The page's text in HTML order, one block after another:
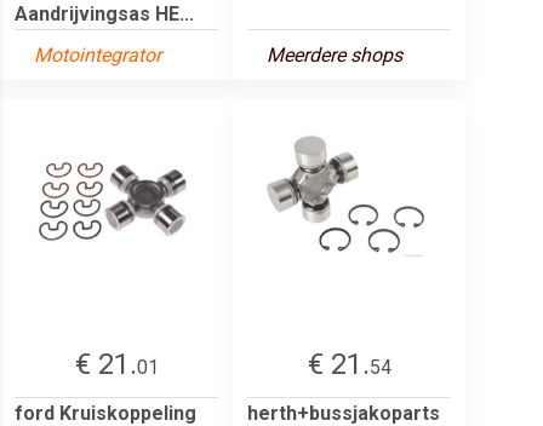
Aandrijvingsas HE...
Motointegrator
Meerdere shops
€ 21.01
ford Kruiskoppeling
€ 21.54
herth+bussjakoparts